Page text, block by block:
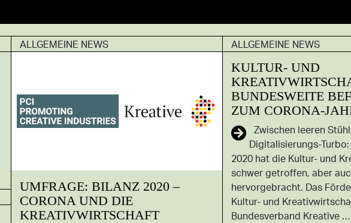
ALLGEMEINE NEWS
UMFRAGE: BILANZ 2020 –
CORONA UND DIE
KREATIVWIRTSCHAFT
ALLGEMEINE NEWS
KULTUR- UND
BUNDESWEITE
ZUM CORONA-
Zwischen leeren
Digitalisierungs-
2020 hat die Kultur- und
schwer getroffen, aber
hervorgebracht. Das
Kultur- und
Bundesverband Kreative …